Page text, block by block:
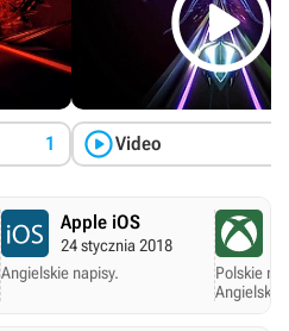
1 Video
Apple iOS
24 stycznia 2018
Angielskie napisy.
Polskie
Angielskie